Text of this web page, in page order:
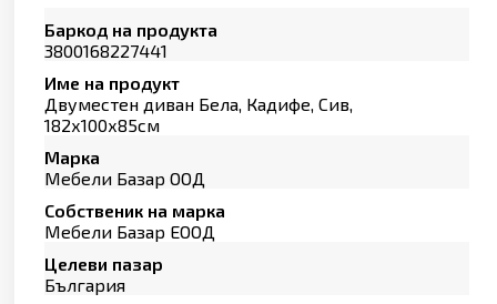
Баркод на продукта
3800168227441
Име на продукт
Двуместен диван Бела, Кадифе, Сив,
182х100х85см
Марка
Мебели Базар ООД
Собственик на марка
Мебели Базар ЕООД
Целеви пазар
България